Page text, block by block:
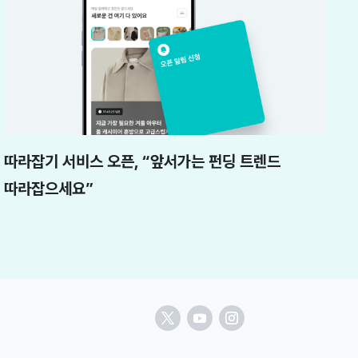
따라잡기 서비스 오픈, “앞서가는 펀딩 트렌드
따라잡으세요”